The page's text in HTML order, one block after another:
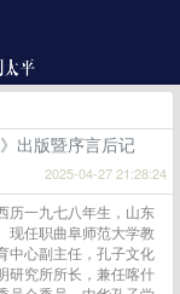
出版暨序言后记
2025-04-27 21:28:24
历一九七八年生，山东
现任职曲阜师范大学教
中心副主任，孔子文化
研究所所长，兼任喀什